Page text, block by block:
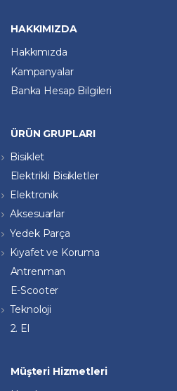
HAKKIMIZDA
Hakkımızda
Kampanyalar
Banka Hesap Bilgileri
ÜRÜN GRUPLARI
Bisiklet
Elektrikli Bisikletler
Elektronik
Aksesuarlar
Yedek Parça
Kıyafet ve Koruma
Antrenman
E-Scooter
Teknoloji
2. El
Müşteri Hizmetleri